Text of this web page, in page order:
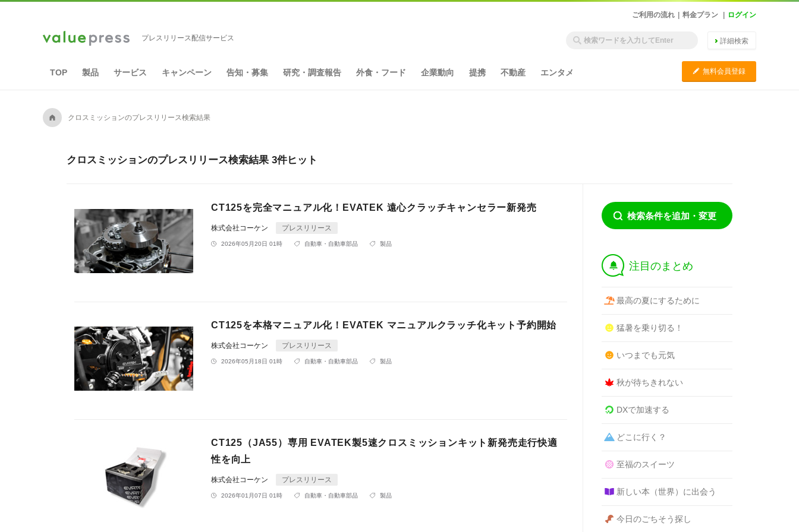
ご利用の流れ 料金プラン ログイン
プレスリリース配信サービス 詳細検索
TOP 製品 サービス キャンペーン 告知・募集 研究・調査報告 外食・フード 企業動向 提携 不動産 エンタメ C 無料会員登録
A クロスミッションのプレスリリース検索結果
クロスミッションのプレスリリース検索結果 3件ヒット
CT125を完全マニュアル化！EVATEK 遠心クラッチキャンセラー新発売
株式会社コーケン プレスリリース
2026年05月20日 01時 自動車・自動車部品 製品
CT125を本格マニュアル化！EVATEK マニュアルクラッチ化キット予約開始
株式会社コーケン プレスリリース
2026年05月18日 01時 自動車・自動車部品 製品
CT125（JA55）専用 EVATEK製5速クロスミッションキット新発売走行快適
性を向上
株式会社コーケン プレスリリース
2026年01月07日 01時 自動車・自動車部品 製品
検索条件を追加・変更
† 注目のまとめ
最高の夏にするために
猛暑を乗り切る！
いつまでも元気
秋が待ちきれない
DXで加速する
どこに行く？
至福のスイーツ
新しい本（世界）に出会う
今日のごちそう探し